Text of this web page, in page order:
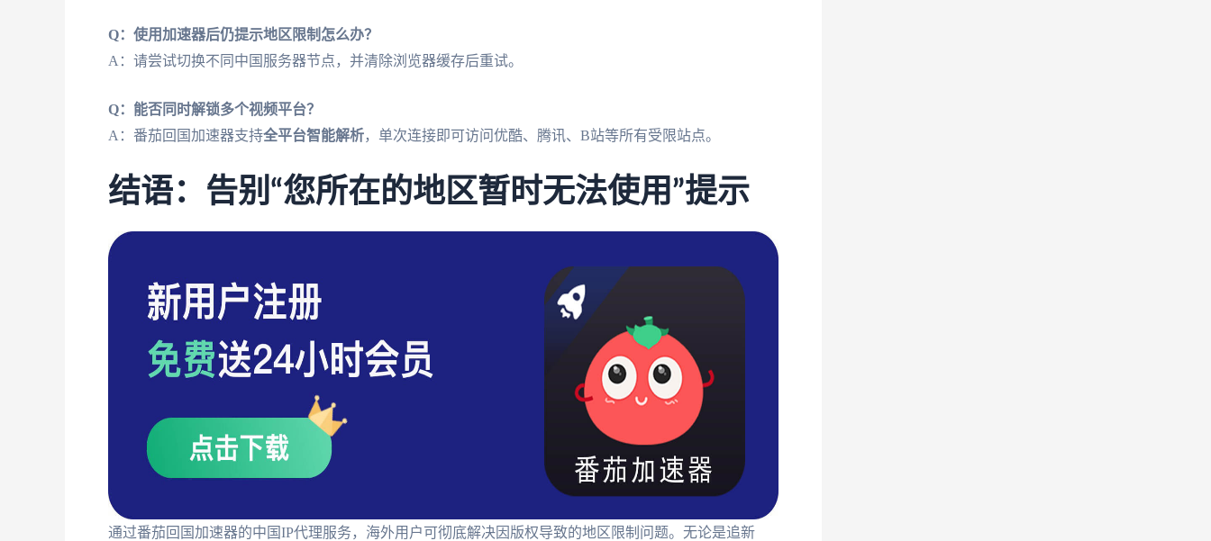
Q：使用加速器后仍提示地区限制怎么办？
A：请尝试切换不同中国服务器节点，并清除浏览器缓存后重试。
Q：能否同时解锁多个视频平台？
A：番茄回国加速器支持全平台智能解析，单次连接即可访问优酷、腾讯、B站等所有受限站点。
结语：告别“您所在的地区暂时无法使用”提示
通过番茄回国加速器的中国IP代理服务，海外用户可彻底解决因版权导致的地区限制问题。无论是追新